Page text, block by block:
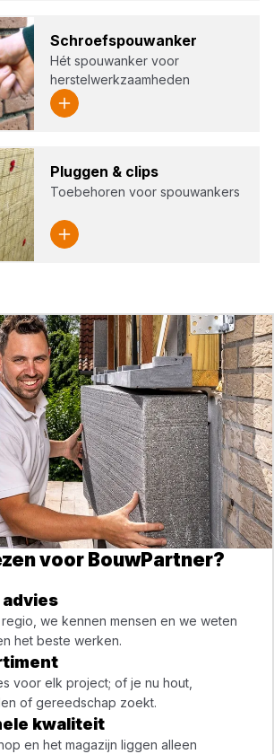
Schroefspouw­an­ker
Hét spouwanker voor
herstelwerkzaamheden
Plug­gen & clips
Toebehoren voor spouwankers
voor BouwPartner?
we kennen mensen en we weten
het beste werken.
voor elk project; of je nu hout,
of gereedschap zoekt.
kwaliteit
en het magazijn liggen alleen